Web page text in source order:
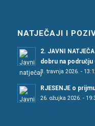
NATJEČAJI I
2. JAVNI
dobru na području
3. travnja 2026. -
RJESENJE o
26. ožujka 2026. -